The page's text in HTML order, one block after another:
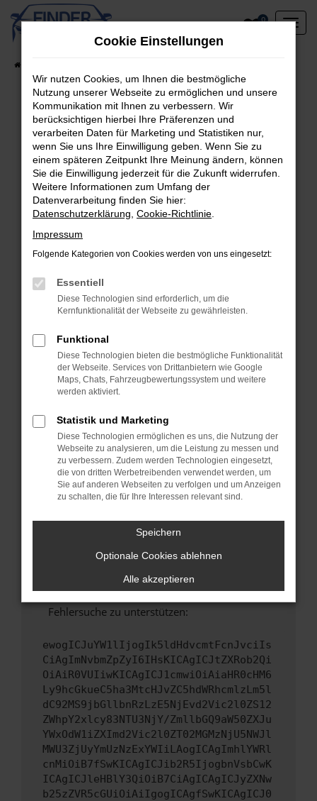
Zum
Hauptinhalt
0
Fehler: Network Error
Beim Laden ist ein Fehler aufgetreten.
Hier sind ein paar Tipps, die dir helfen können:
Überprüfe deine Firewall und deine
Internetverbindung.
Laden andere Webseiten, zum Beispiel deine
Manche Erweiterungen, wie Werbeblocker,
können das Laden bestimmter Seiten
verhindern. Funktioniert die Seite in einem
Fenster?
Starte dein Gerät neu.
Das kann manchmal helfen, vorübergehende
Probleme zu beheben.
Stelle sicher, dass dein Browser und dein
Betriebssystem auf dem neuesten Stand
sind.
Veraltete Software birgt nicht nur ein
Sicherheitsrisiko, sondern kann auch dazu
führen, dass bestimmte Funktionen nicht mehr
Wende dich an den Webseitenbetreiber.
Wenn du alle oben genannten Schritte versucht
hast, kontaktiere uns bitte. Wir werden
versuchen, das Problem zu beheben. Du kannst
uns diesen Text schicken, um uns bei der
Fehlersuche zu unterstützen:
ewogICJuYW1lIjogIk5ldHdvcmtFcnJvciIs
CiAgImNvbmZpZyI6IHsKICAgICJtZXRob2Qi
OiAiR0VUIiwKICAgICJ1cmwiOiAiaHR0cHM6
Ly9hcGkueC5ha3MtcHJvZC5hdWRhcmlzLm5l
dC92MS9jbGllbnRzLzE5NjEvd2Vic2l0ZS12
ZWhpY2xlcy83NTU3NjY/ZmllbGQ9aW50ZXJu
YWxOdW1iZXImd2Vic2l0ZT02MGMzNjU5NWJl
MWU3ZjUyYmUzNzExYWIiLAogICAgImhlYWRl
cnMiOiB7fSwKICAgICJib2R5IjogbnVsbCwK
ICAgICJleHBlY3QiOiB7CiAgICAgICJyZXNw
b25zZVR5cGUiOiAiIgogICAgfSwKICAgICJ0
Cookie Einstellungen
Wir nutzen Cookies, um Ihnen die bestmögliche
Nutzung unserer Webseite zu ermöglichen und unsere
Kommunikation mit Ihnen zu verbessern. Wir
berücksichtigen hierbei Ihre Präferenzen und
verarbeiten Daten für Marketing und Statistiken nur,
wenn Sie uns Ihre Einwilligung geben. Wenn Sie zu
einem späteren Zeitpunkt Ihre Meinung ändern, können
Sie die Einwilligung jederzeit für die Zukunft widerrufen.
Weitere Informationen zum Umfang der
Datenverarbeitung finden Sie hier:
Datenschutzerklärung Cookie-Richtlinie
Impressum
Folgende Kategorien von Cookies werden von uns eingesetzt:
Essentiell
Diese Technologien sind erforderlich, um die
Kernfunktionalität der Webseite zu gewährleisten.
Funktional
Diese Technologien bieten die bestmögliche Funktionalität
der Webseite. Services von Drittanbietern wie Google
Maps, Chats, Fahrzeugbewertungssystem und weitere
werden aktiviert.
Statistik und Marketing
Diese Technologien ermöglichen es uns, die Nutzung der
Webseite zu analysieren, um die Leistung zu messen und
zu verbessern. Zudem werden Technologien eingesetzt,
die von dritten Werbetreibenden verwendet werden, um
Sie auf anderen Webseiten zu verfolgen und um Anzeigen
zu schalten, die für Ihre Interessen relevant sind.
Speichern
Optionale Cookies ablehnen
Alle akzeptieren